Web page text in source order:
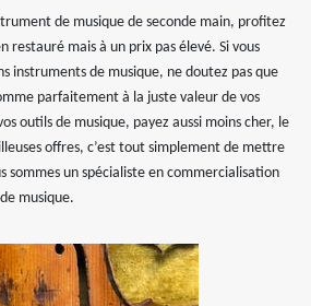
de musique de seconde main, profitez
restauré mais à un prix pas élevé. Si vous
instruments de musique, ne doutez pas que
parfaitement à la juste valeur de vos
outils de musique, payez aussi moins cher, le
offres, c’est tout simplement de mettre
sommes un spécialiste en commercialisation
musique.